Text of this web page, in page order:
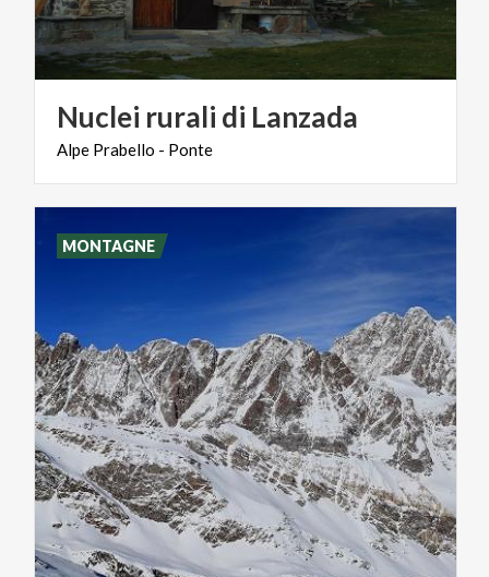
Nuclei rurali di Lanzada
Alpe Prabello - Ponte
MONTAGNE